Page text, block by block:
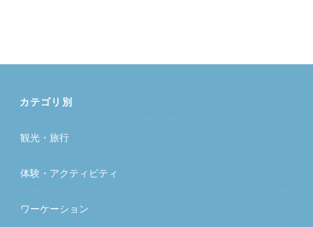
カテゴリ別
観光・旅行
体験・アクティビティ
ワーケーション